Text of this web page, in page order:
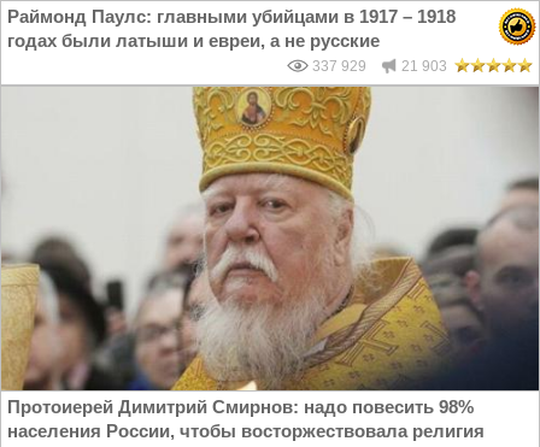
Раймонд Паулс: главными убийцами в 1917 – 1918
годах были латыши и евреи, а не русские
337 929 21 903
Протоиерей Димитрий Смирнов: надо повесить 98%
населения России, чтобы восторжествовала религия